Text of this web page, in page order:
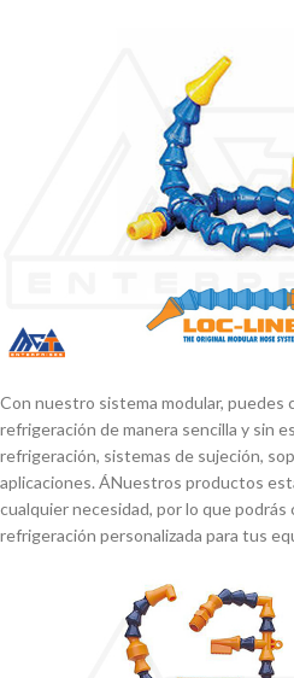
Con nuestro sistema modular,
refrigeración de manera sencilla y sin
refrigeración, sistemas de sujeción,
aplicaciones. ÁNuestros productos
cualquier necesidad, por lo que podrás
refrigeración personalizada para tus